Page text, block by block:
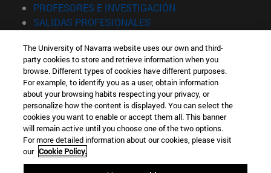
PROFESORES E INVESTIGACIÓN
SALIDAS PROFESIONALES
Información
TFNO +34 943 21 98 77
¿QUÉ GRADO TE INTERESA?
¿QUÉ MÁSTER TE INTERESA?
© Universidad de Navarra
Información legal
Accesibilidad
The University of Navarra website uses our own and third-
party cookies to store and retrieve information when you
browse. Different types of cookies have different purposes.
For example, to identify you as a user, obtain information
about your browsing habits respecting your privacy, or
personalize how the content is displayed. You can select the
cookies you want to enable or accept them all. This banner
will remain active until you choose one of the two options.
For more detailed information about our cookies, please visit
our Cookie Policy.